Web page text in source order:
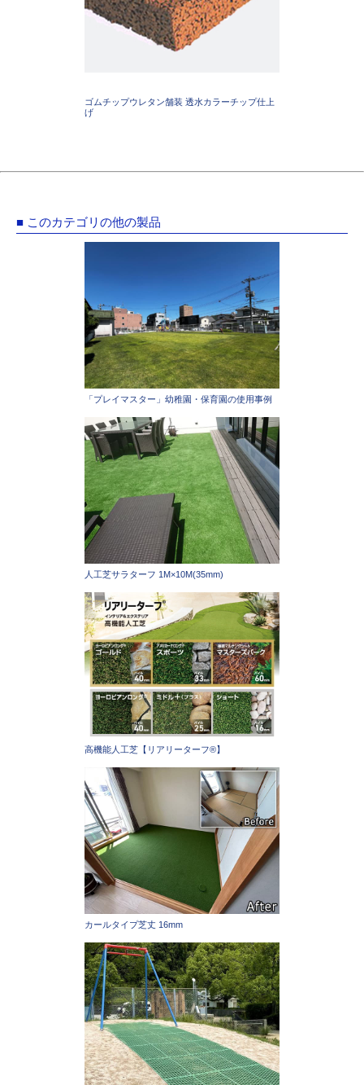
ゴムチップウレタン舗装 透水カラーチップ仕上
げ
■ このカテゴリの他の製品
「プレイマスター」幼稚園・保育園の使用事例
人工芝サラターフ 1M×10M(35mm)
高機能人工芝【リアリーターフ®】
カールタイプ芝丈 16mm